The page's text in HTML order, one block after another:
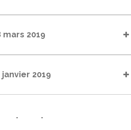
2019
2019